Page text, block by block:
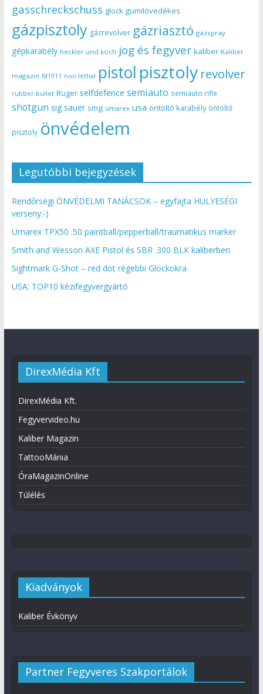
gasschreckschuss glock gumilövedékes
gázpisztoly gázrevolver gázriasztó gázspray
gépkarabély heckler und koch jog és fegyver kaliber Kaliber
magazin M1911 non lethal pistol pisztoly revolver
rubber bullet Ruger selfdefence semiauto semiauto rifle
shotgun sig sauer smg umarex usa öntöltő karabély öntöltő
pisztoly önvédelem
Legutóbbi bejegyzések
Rendőrségi ÖNVÉDELMI TANÁCSOK – egyfajta HÜLYESÉGI
verseny:-)
Umarex TPX50 .50 paintball/pepperball/traumatikus marker
Smith and Wesson AXE Pistol és SBR .300 BLK kaliberben
Sightmark G-Shot – red dot régebbi Glockokra
USA: TOP10 kézifegyvergyártó
DirexMédia Kft
DirexMédia Kft.
Fegyvervideo.hu
Kaliber Magazin
TattooMánia
ÓraMagazinOnline
Túlélés
Kiadványok
Kaliber Évkönyv
Partner Fegyveres Szakportálok